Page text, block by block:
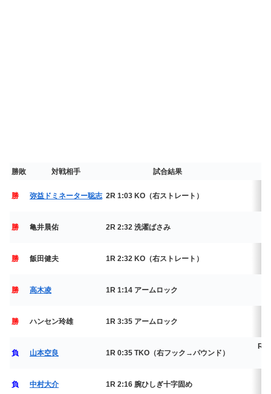
勝敗 対戦相手 試合結果
勝 弥益ドミネーター聡志 2R 1:03 KO（右ストレート）
勝 亀井晨佑 2R 2:32 洗濯ばさみ
勝 飯田健夫
1R 2:32 KO（右ストレート）
勝 高木凌 1R 1:14 アームロック
勝 ハンセン玲雄 1R 3:35 アームロック
負 山本空良 1R 0:35 TKO（右フック→パウンド）
負 中村大介
1R 2:16 腕ひしぎ十字固め